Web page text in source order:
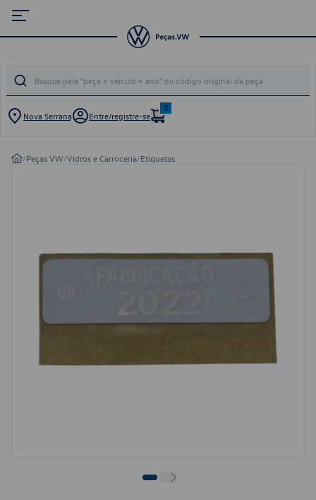
Nova Serrana Entre/registre-se
0
/Peças VW/Vidros e Carroceria/Etiquetas